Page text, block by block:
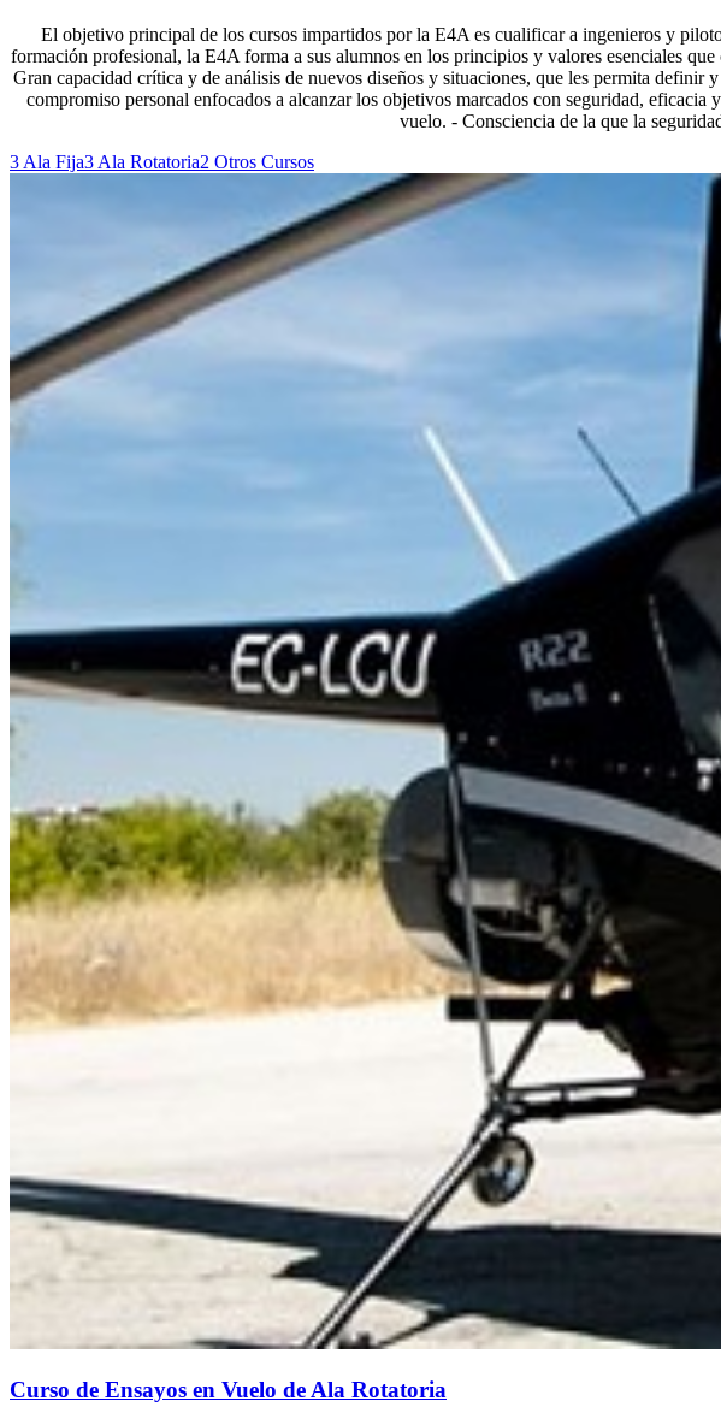
El objetivo principal de los cursos impartidos por la E4A es cualificar a ingenieros y
formación profesional, la E4A forma a sus alumnos en los principios y valores esenciales
Gran capacidad crítica y de análisis de nuevos diseños y situaciones, que les permita
compromiso personal enfocados a alcanzar los objetivos marcados con seguridad,
vuelo. - Consciencia de la que la
3 Ala Fija3 Ala Rotatoria2 Otros Cursos
Curso de Ensayos en Vuelo de Ala Rotatoria